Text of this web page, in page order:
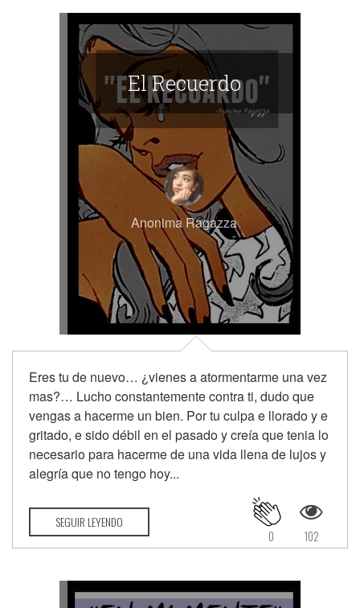
El Recuerdo
Anonima Ragazza
Eres tu de nuevo… ¿vienes a atormentarme una vez
mas?… Lucho constantemente contra ti, dudo que
vengas a hacerme un bien. Por tu culpa e llorado y e
gritado, e sido débil en el pasado y creía que tenia lo
necesario para hacerme de una vida llena de lujos y
alegría que no tengo hoy...
SEGUIR LEYENDO
102
0